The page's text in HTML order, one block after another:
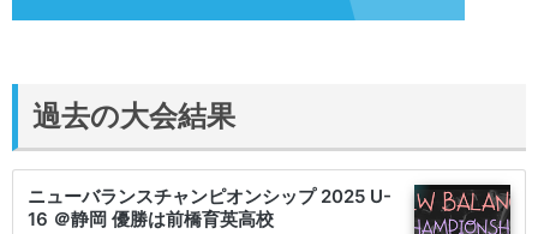
過去の大会結果